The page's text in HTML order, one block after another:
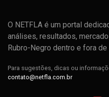
O NETFLA é um portal
análises, resultados,
Rubro-Negro dentro e fora de
Para sugestões, dicas ou
contato@netfla.com.br